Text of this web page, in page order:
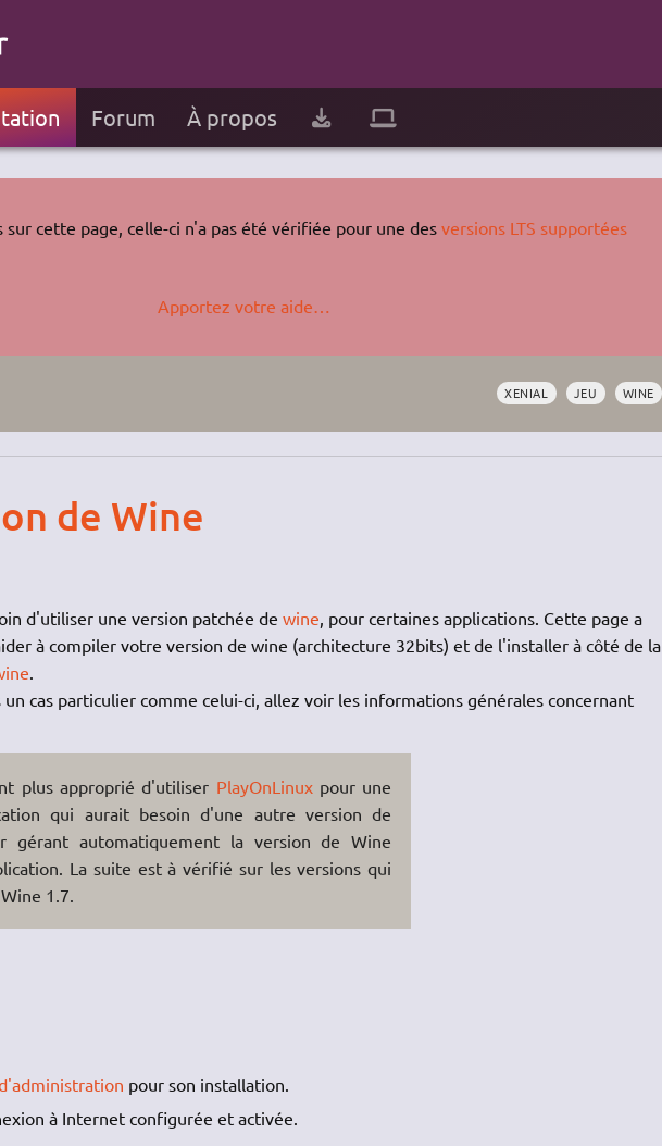
Forum À propos
cette page, celle-ci n'a pas été vérifiée pour une des versions LTS supportées
Apportez votre aide…
XENIAL JEU WINE
de Wine
d'utiliser une version patchée de wine, pour certaines applications. Cette page a
à compiler votre version de wine (architecture 32bits) et de l'installer à côté de la
.
un cas particulier comme celui-ci, allez voir les informations générales concernant
plus approprié d'utiliser PlayOnLinuxpour une
qui aurait besoin d'une autre version de
gérant automatiquement la version de Wine
La suite est à vérifié sur les versions qui
1.7.
pour son installation.
à Internet configurée et activée.